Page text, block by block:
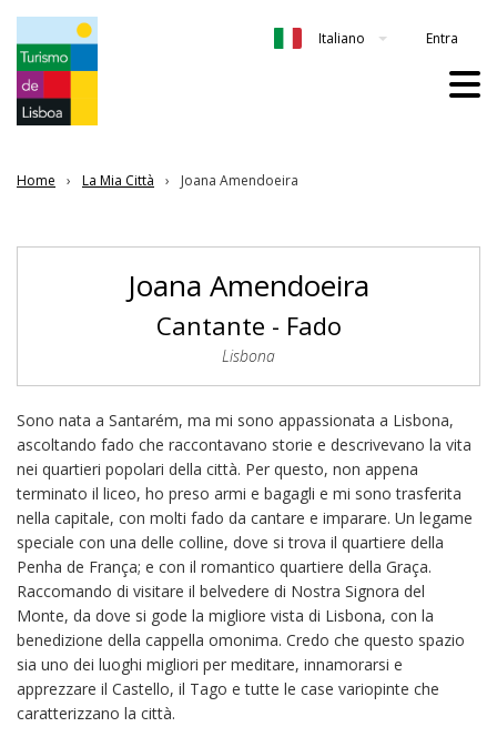
Italiano Entra
Home La Mia Città Joana Amendoeira
Joana Amendoeira
Cantante - Fado
Lisbona
Sono nata a Santarém, ma mi sono appassionata a Lisbona,
ascoltando fado che raccontavano storie e descrivevano la vita
nei quartieri popolari della città. Per questo, non appena
terminato il liceo, ho preso armi e bagagli e mi sono trasferita
nella capitale, con molti fado da cantare e imparare. Un legame
speciale con una delle colline, dove si trova il quartiere della
Penha de França; e con il romantico quartiere della Graça.
Raccomando di visitare il belvedere di Nostra Signora del
Monte, da dove si gode la migliore vista di Lisbona, con la
benedizione della cappella omonima. Credo che questo spazio
sia uno dei luoghi migliori per meditare, innamorarsi e
apprezzare il Castello, il Tago e tutte le case variopinte che
caratterizzano la città.